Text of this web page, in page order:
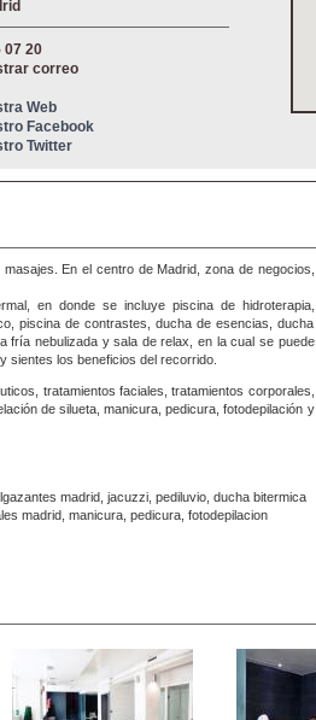
07 20
correo
Web
Facebook
Twitter
En el centro de Madrid, zona de negocios,
en donde se incluye piscina de hidroterapia,
piscina de contrastes, ducha de esencias, ducha
fría nebulizada y sala de relax, en la cual se puede
sientes los beneficios del recorrido.
tratamientos faciales, tratamientos corporales,
de silueta, manicura, pedicura, fotodepilación y
madrid, jacuzzi, pediluvio, ducha bitermica
madrid, manicura, pedicura, fotodepilacion